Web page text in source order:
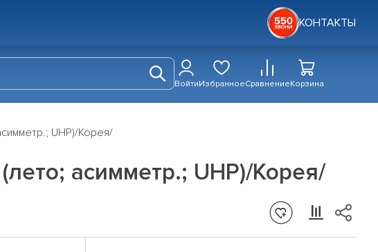
КОНТАКТЫ
ВойтиИзбранноеСравнениеКорзина
UHP)/Корея/
асимметр.; UHP)/Корея/